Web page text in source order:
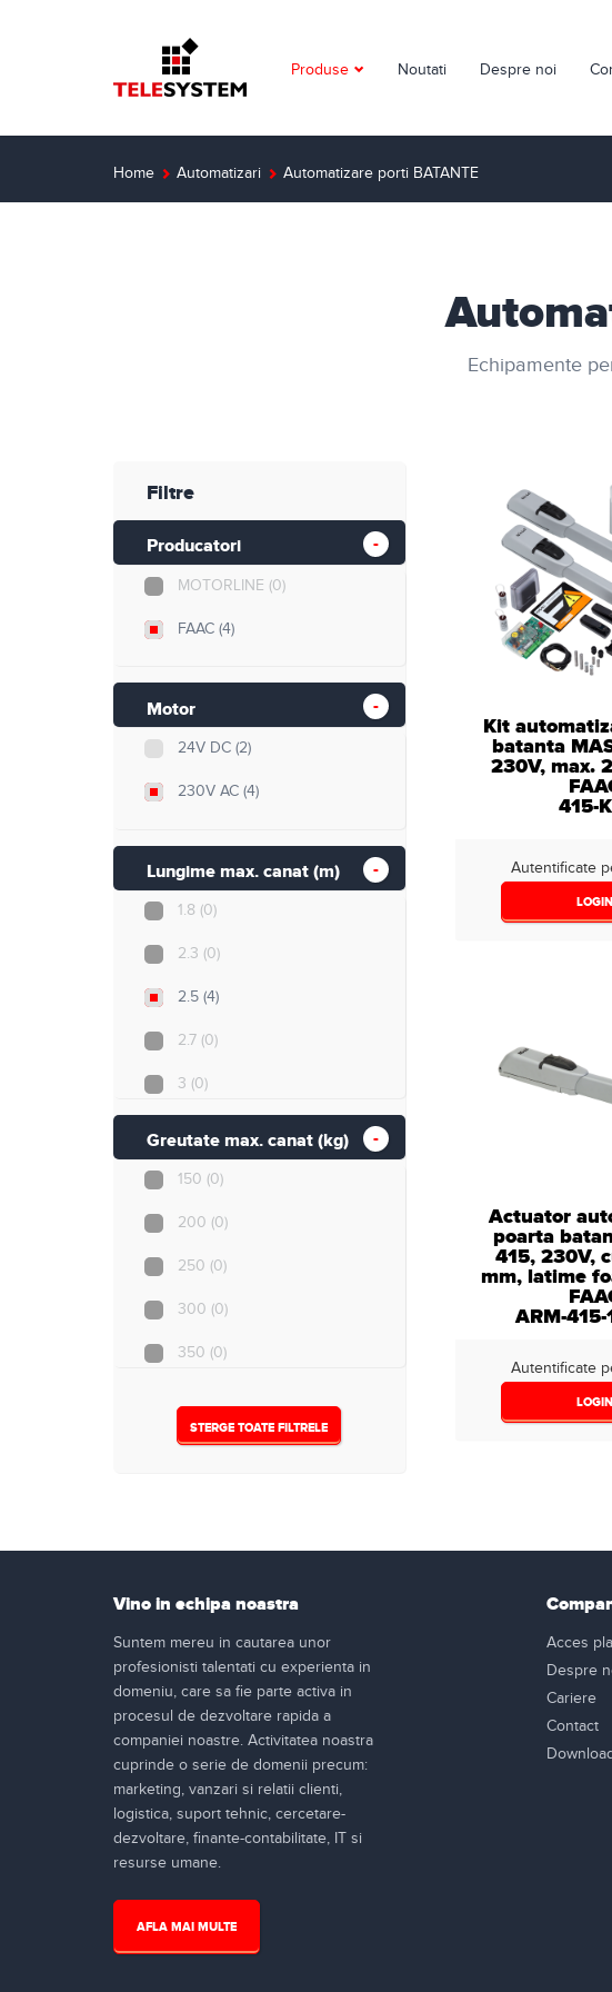
Produse
Detectie incendiu
Cabluri si accesorii
Noutati Despre noi
Home Automatizari Automatizare porti BATANTE
Echipamente
Filtre
Producatori
MOTORLINE (0)
FAAC (4)
Motor
24V DC (2)
230V AC (4)
Lungime max. canat (m)
1.8 (0)
2.3 (0)
2.5 (4)
2.7 (0)
3 (0)
4(0)
5(0)
Greutate max. canat (kg)
150 (0)
200 (0)
250 (0)
300 (0)
350 (0)
Nespecificat(4)
STERGE TOATE FILTRELE
Kit
batanta
230V, max.
415-
Autentificate
LOGIN
Actuator
poarta
415, 230V,
mm, latime
ARM-
Autentificate
LOGIN
Vino in echipa noastra
Suntem mereu in cautarea unor
profesionisti talentati cu experienta in
domeniu, care sa fie parte activa in
procesul de dezvoltare rapida a
companiei noastre. Activitatea noastra
cuprinde o serie de domenii precum:
marketing, vanzari si relatii clienti,
logistica, suport tehnic, cercetare-
dezvoltare, finante-contabilitate, IT si
resurse umane.
AFLA MAI MULTE
Acces
Despre
Cariere
Contact
Download